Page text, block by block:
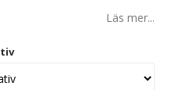
Läs mer...